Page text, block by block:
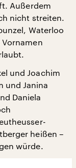
Außerdem
nicht streiten.
Waterloo
und Joachim
und Janina
Daniela
heißen –
würde.